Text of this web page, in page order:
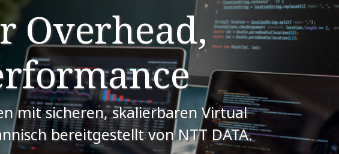
Overhead,
mit sicheren, skalierbaren Virtual
bereitgestellt von NTT DATA.